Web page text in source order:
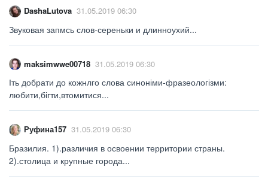
DashaLutova 31.05.2019 06:30
Звуковая запмсь слов-сереньки и длинноухий...
maksimwwe00718 31.05.2019 06:30
Іть добрати до кожнлго слова синоніми-фразеологізми:
любити,бігти,втомитися...
Руфина157 31.05.2019 06:30
Бразилия. 1).различия в освоении территории страны.
2).столица и крупные города...